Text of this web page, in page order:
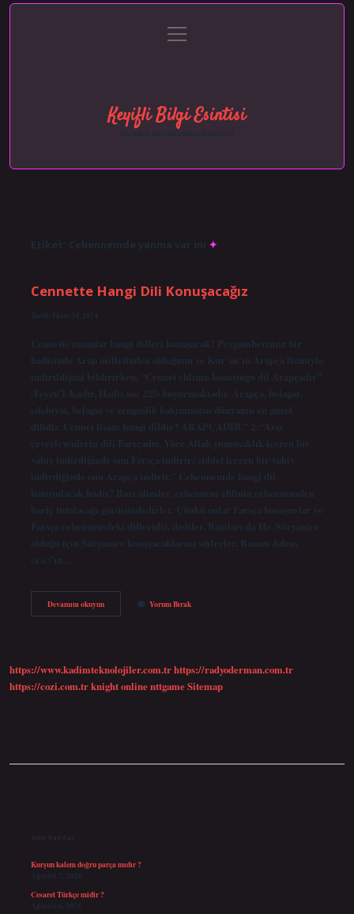
Gizlilik Politikası
menüyü
aç
Keyifli Bilgi Esintisi
Hayatına neşe katan kısa hikayeler!
Etiket: Cehennemde yanma var mı
Cennette Hangi Dili Konuşacağız
Tarih: Ekim 24, 2024
Cennette insanlar hangi dilleri konuşacak? Peygamberimiz bir
hadisinde Arap milletinden olduğunu ve Kur’an’ın Arapça lisanıyla
indirildiğini bildirirken, “Cennet ehlinin konuştuğu dil Arapçadır”
(Feyzü’l-Kadir, Hadis no: 225) buyurmaktadır. Arapça, belagat,
edebiyat, belagat ve zenginlik bakımından dünyanın en güzel
dilidir. Cennet lisanı hangi dildir? ARAPÇADIR.” 2. “Arşı
çevreleyenlerin dili Farsçadır. Yüce Allah yumuşaklık içeren bir
vahiy indirdiğinde onu Farsça indirir; şiddet içeren bir vahiy
indirdiğinde onu Arapça indirir.” Cehennemde hangi dil
konuşulacak hadis? Bazı âlimler, cehennem ehlinin cehennemden
hariç tutulacağı görüşündedirler. Çünkü onlar Farsça konuşurlar ve
Farsça cehennemdeki dilleridir, dediler. Bazıları da Hz. Süryanice
olduğu için Süryanice konuşacaklarını söylerler. Bunun Adem
(a.s.)’ın…
Devamını okuyunCennette
Hangi
Yorum Bırak
https://www.kadimteknolojiler.com.trhttps://radyoderman.com.tr
https://cozi.com.trknight onlinenttgameSitemap
Son Yazılar
Kurşun kalem doğru parça mıdır ?
Ağustos 7, 2026
Cesaret Türkçe midir ?
Ağustos 6, 2026